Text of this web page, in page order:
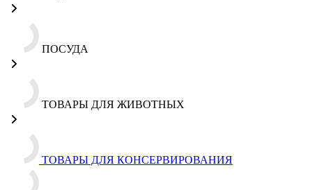
ПОСУДА
ТОВАРЫ ДЛЯ ЖИВОТНЫХ
ТОВАРЫ ДЛЯ КОНСЕРВИРОВАНИЯ